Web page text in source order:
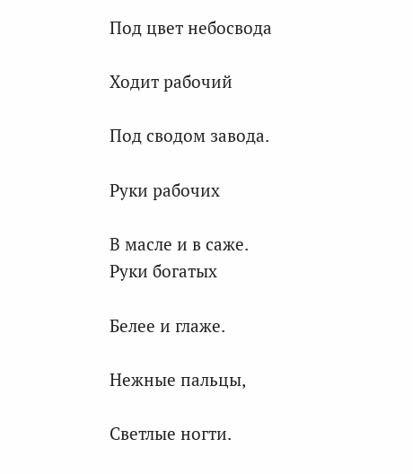
Под цвет небосвода
Ходит рабочий
Под сводом завода.
Руки рабочих
В масле и в саже.
Руки богатых
Белее и глаже.
Нежные пальцы,
Светлые ногти.